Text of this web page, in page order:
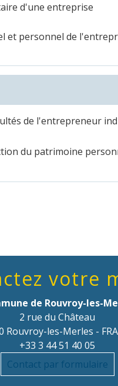
d'une entreprise
et personnel de
de l'entrepreneur
du patrimoine
votre
de Rouvroy-les-
2 rue du Château
Rouvroy-les-Merles -
+33 3 44 51 40 05
Contact par formulaire